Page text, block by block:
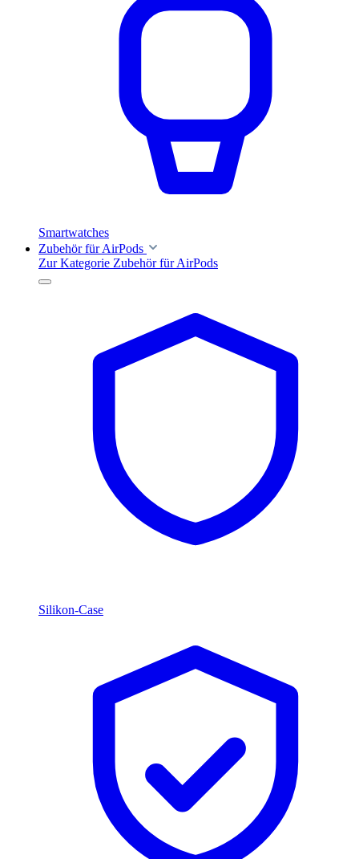
Smartwatches
Zubehör für AirPods
Zur Kategorie Zubehör für AirPods
Silikon-Case